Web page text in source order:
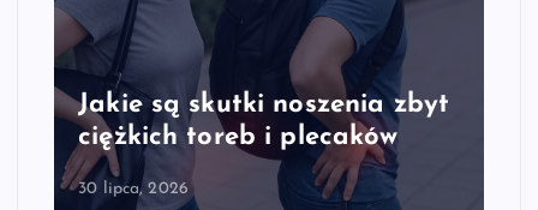
noszenia zbyt
i plecaków
Jakie są
kręgosłupa
28 lipca, 2026